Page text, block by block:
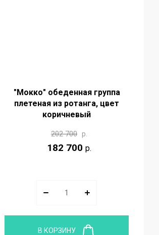
"Мокко" обеденная группа
плетеная из ротанга, цвет
коричневый
202 700 р.
182 700 р.
В КОРЗИНУ